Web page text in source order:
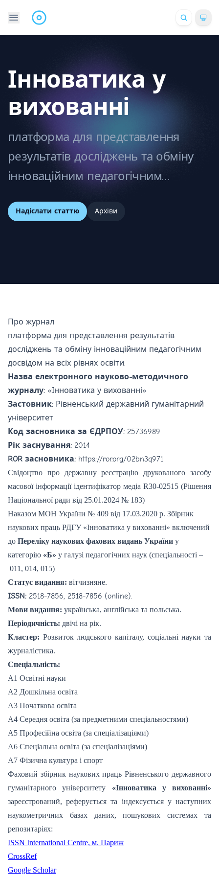
Інноватика у
вихованні
платформа для представлення
результатів досліджень та обміну
інноваційним педагогічним
Надіслати статтю Архіви
Про журнал
платформа для представлення результатів
досліджень та обміну інноваційним педагогічним
досвідом на всіх рівнях освіти.
Назва електронного науково-методичного
журналу: «Інноватика у вихованні»
Застовник: Рівненський державний гуманітарний
університет
Код засновника за ЄДРПОУ: 25736989
Рік заснування: 2014
ROR засновника: https://ror.org/02bn3q971
Свідоцтво про державну реєстрацію друкованого засобу
масової інформації ідентифікатор медіа R30-02515 (Рішення
Національної ради від 25.01.2024 № 183)
Наказом МОН України № 409 від 17.03.2020 р. Збірник
наукових праць РДГУ «Інноватика у вихованні» включений
до Переліку наукових фахових видань України у
категорію «Б» у галузі педагогічних наук (спеціальності –
011, 014, 015)
Статус видання: вітчизняне.
ISSN: 2518-7856, 2518-7856 (online).
Мови видання: українська, англійська та польська.
Періодичність: двічі на рік.
Кластер: Розвиток людського капіталу, соціальні науки та
журналістика.
Спеціальність:
А1 Освітні науки
А2 Дошкільна освіта
А3 Початкова освіта
А4 Середня освіта (за предметними спеціальностями)
А5 Професійна освіта (за спеціалізаціями)
А6 Спеціальна освіта (за спеціалізаціями)
А7 Фізична культура і спорт
Фаховий збірник наукових праць Рівненського державного
гуманітарного університету «Інноватика у вихованні»
зареєстрований, реферується та індексується у наступних
наукометричних базах даних, пошукових системах та
репозитаріях:
ISSN International Centre, м. Париж
CrossRef
Google Scholar